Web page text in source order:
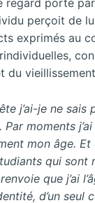
regard porté
perçoit de
exprimés au
du
j’ai-je ne sais
moments j’ai
mon âge.
qui sont
que j’ai
d’un seul